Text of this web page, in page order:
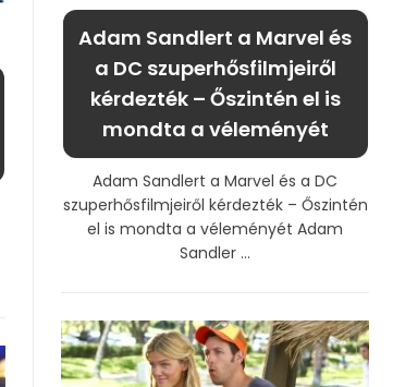
Adam Sandlert a Marvel és
a DC szuperhősfilmjeiről
kérdezték – Őszintén el is
mondta a véleményét
Adam Sandlert a Marvel és a DC
szuperhősfilmjeiről kérdezték – Őszintén
el is mondta a véleményét Adam
Sandler ...